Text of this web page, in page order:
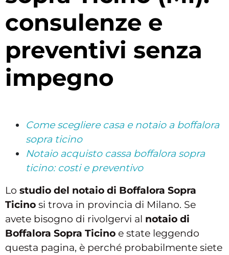
consulenze e
preventivi senza
impegno
Come scegliere casa e notaio a boffalora
sopra ticino
Notaio acquisto cassa boffalora sopra
ticino: costi e preventivo
Lo studio del notaio di Boffalora Sopra
Ticino si trova in provincia di Milano. Se
avete bisogno di rivolgervi al notaio di
Boffalora Sopra Ticino e state leggendo
questa pagina, è perché probabilmente siete